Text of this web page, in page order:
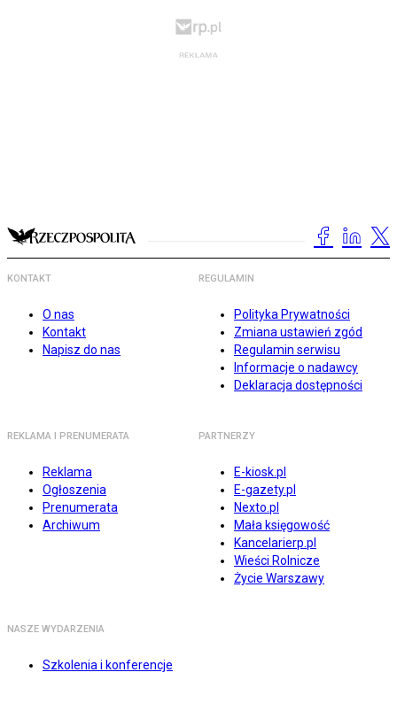
KONTAKT
O nas
Kontakt
Napisz do nas
REGULAMIN
Polityka Prywatności
Zmiana ustawień zgód
Regulamin serwisu
Informacje o nadawcy
Deklaracja dostępności
REKLAMA I PRENUMERATA
Reklama
Ogłoszenia
Prenumerata
Archiwum
PARTNERZY
E-kiosk.pl
E-gazety.pl
Nexto.pl
Mała księgowość
Kancelarierp.pl
Wieści Rolnicze
Życie Warszawy
NASZE WYDARZENIA
Szkolenia i konferencje